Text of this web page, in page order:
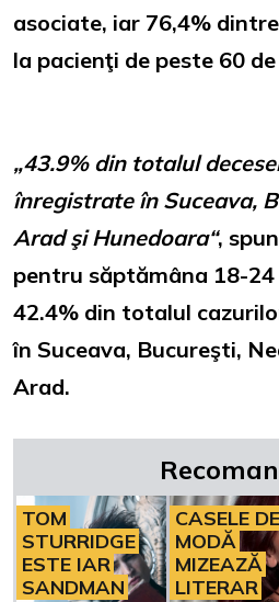
asociate, iar 76,4%
la pacienţi de peste 60
„43.9% din totalul
înregistrate în Suceava,
Arad şi Hunedoara“,
pentru săptămâna 18-
42.4% din totalul
în Suceava, Bucureşti,
Arad.
TOM
STURRIDGE
ESTE IAR
SANDMAN
CASELE DE
MODĂ
MIZEAZĂ
LITERAR